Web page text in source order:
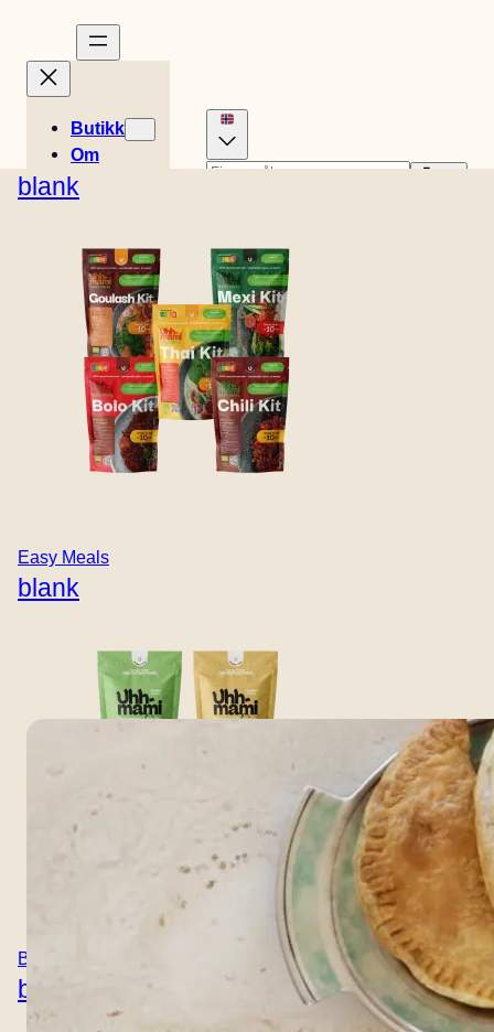
Butikk
blank
Easy Meals
blank
Boullion
blank
Om
Historier
Butikkens
beliggenhet
Kontakt
B2B
Spansk
Svensk
Engelsk (UK)
Italiensk
BOLO KIT
Sprø wienerbrødlommer fylt med boller og grønnsaker -
perfekt som snacks, til å dele eller som en morsom
wienerbrød, siden grønnsaker utgjør størstedelen.
Fullkornsdeig forbedrer balansen ytterligere.